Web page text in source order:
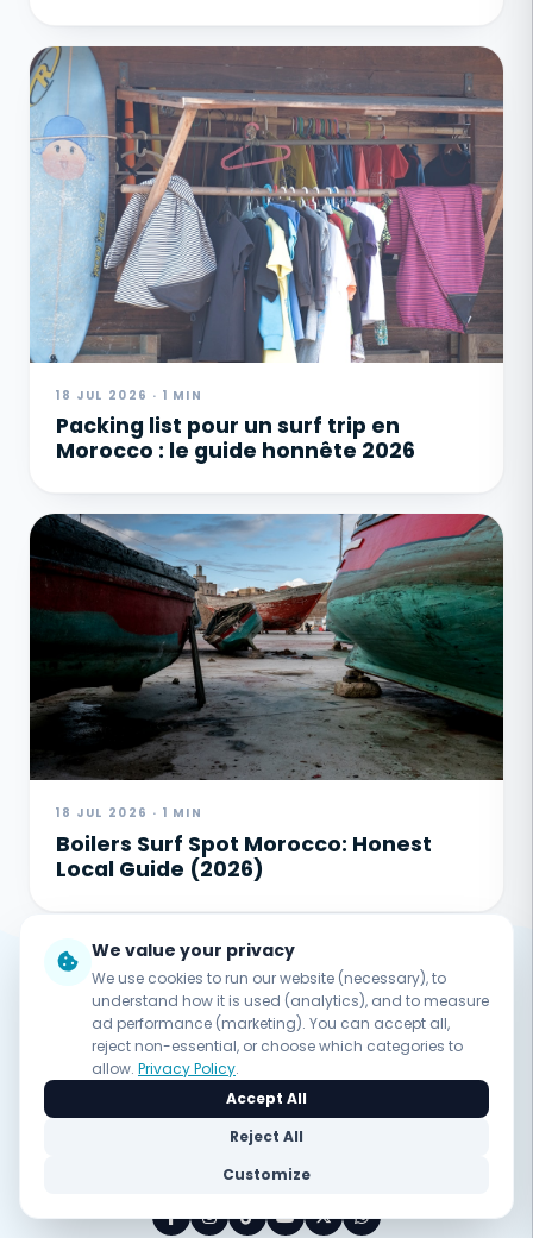
18 JUL 2026 · 1 MIN
Packing list pour un surf trip en
Morocco : le guide honnête 2026
18 JUL 2026 · 1 MIN
Boilers Surf Spot Morocco: Honest
Local Guide (2026)
Nomad surf camp
Découvrez le véritable esprit du surf au cœur de
Tamraght, Maroc. Un coaching expert, des vues océan
à couper le souffle et une ambiance familiale.
We value your privacy
We use cookies to run our website (necessary), to
understand how it is used (analytics), and to measure
ad performance (marketing). You can accept all,
reject non-essential, or choose which categories to
allow. Privacy Policy.
Customize
Reject All
Accept All